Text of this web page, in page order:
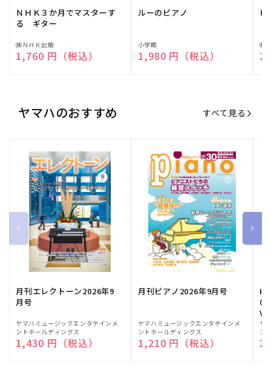
ＮＨＫ３か月でマスターす
る ギター
販
売
㈱ＮＨＫ出版
通常価格
1,760 円（税込）
ルーのピアノ
販
売
小学館
通常価格
1,980 円（税込）
ピ
販
売
㈱
ヤマハのおすすめ すべて見る
月刊エレクトーン2026年9
月号
販
売
元:
ヤマハミュージックエンタテインメ
ントホールディングス
通常価格
1,430 円（税込）
月刊ピアノ2026年9月号
販
売
元:
ヤマハミュージックエンタテインメ
ントホールディングス
通常価格
1,210 円（税込）
販
売
元:
ヤ
ン